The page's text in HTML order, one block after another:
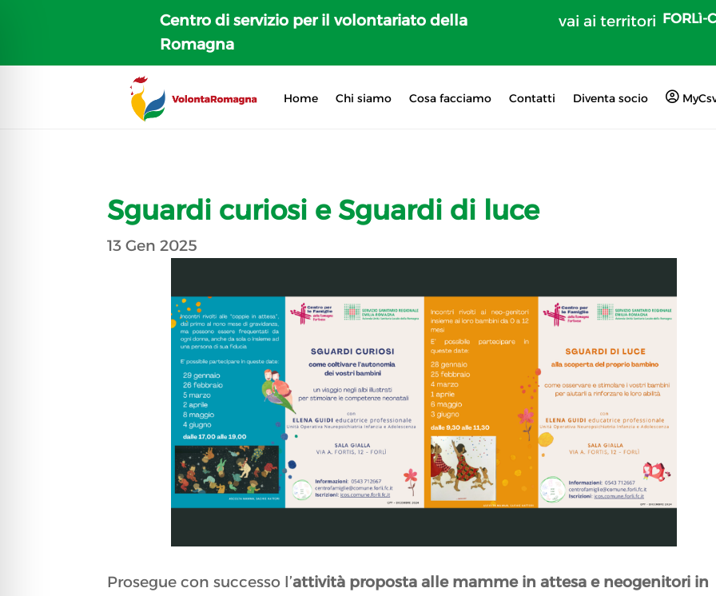
Centro di servizio per il volontariato della
Romagna
vai ai territori FORLì-
Home Chi siamo Cosa facciamo Contatti Diventa socio
Sguardi curiosi e Sguardi di luce
13 Gen 2025
Prosegue con successo l’attività proposta alle mamme in attesa e neogenitori in